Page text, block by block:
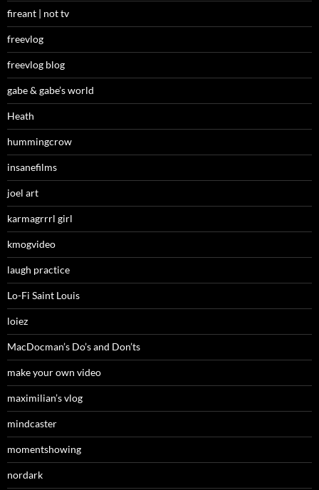
fireant | not tv
freevlog
freevlog blog
gabe & gabe’s world
Heath
hummingcrow
insanefilms
joel art
karmagrrrl girl
kmogvideo
laugh practice
Lo-Fi Saint Louis
loiez
MacDocman’s Do’s and Don’ts
make your own video
maximilian’s vlog
mindcaster
momentshowing
nordark